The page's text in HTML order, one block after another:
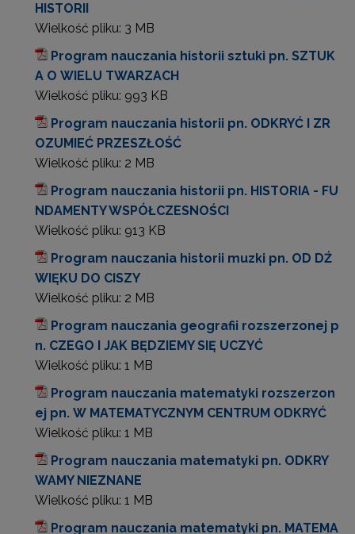
HISTORII
Wielkość pliku: 3 MB
Program nauczania historii sztuki pn. SZTUK
A O WIELU TWARZACH
Wielkość pliku: 993 KB
Program nauczania historii pn. ODKRYĆ I ZR
OZUMIEĆ PRZESZŁOŚĆ
Wielkość pliku: 2 MB
Program nauczania historii pn. HISTORIA - FU
NDAMENTY WSPÓŁCZESNOŚCI
Wielkość pliku: 913 KB
Program nauczania historii muzki pn. OD DŹ
WIĘKU DO CISZY
Wielkość pliku: 2 MB
Program nauczania geografii rozszerzonej p
n. CZEGO I JAK BĘDZIEMY SIĘ UCZYĆ
Wielkość pliku: 1 MB
Program nauczania matematyki rozszerzon
ej pn. W MATEMATYCZNYM CENTRUM ODKRYĆ
Wielkość pliku: 1 MB
Program nauczania matematyki pn. ODKRY
WAMY NIEZNANE
Wielkość pliku: 1 MB
Program nauczania matematyki pn. MATEMA